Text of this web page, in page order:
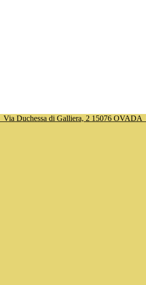
Via Duchessa di Galliera, 2 15076 OVADA